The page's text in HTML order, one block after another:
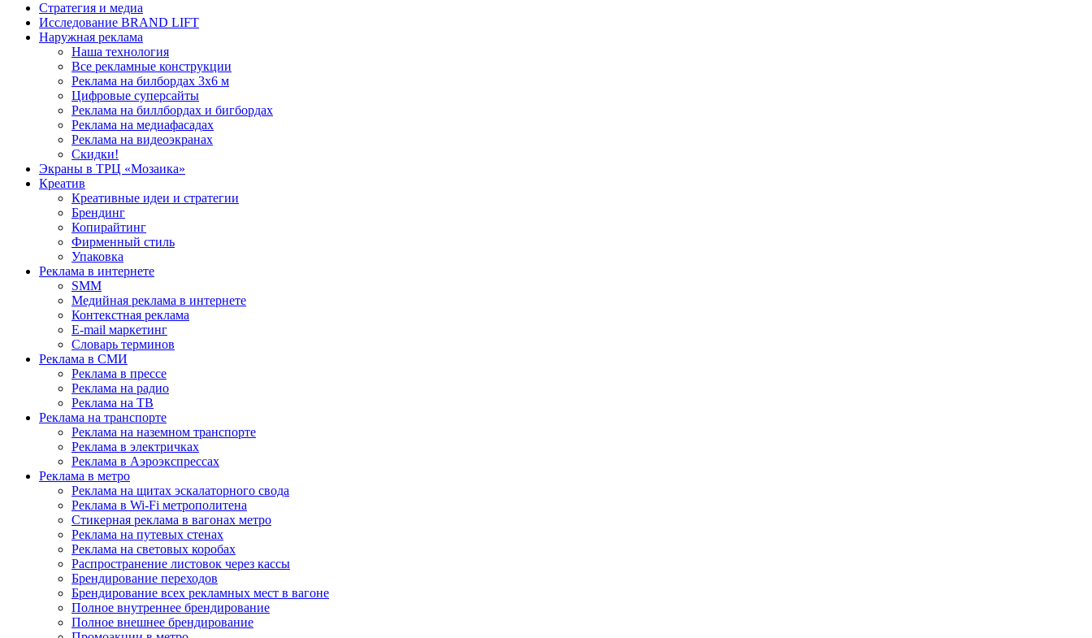
Стратегия и медиа
Исследование BRAND LIFT
Наружная реклама
Наша технология
Все рекламные конструкции
Реклама на билбордах 3х6 м
Цифровые суперсайты
Реклама на биллбордах и бигбордах
Реклама на медиафасадах
Реклама на видеоэкранах
Скидки!
Экраны в ТРЦ «Мозаика»
Креатив
Креативные идеи и стратегии
Брендинг
Копирайтинг
Фирменный стиль
Упаковка
Реклама в интернете
SMM
Медийная реклама в интернете
Контекстная реклама
E-mail маркетинг
Словарь терминов
Реклама в СМИ
Реклама в прессе
Реклама на радио
Реклама на ТВ
Реклама на транспорте
Реклама на наземном транспорте
Реклама в электричках
Реклама в Аэроэкспрессах
Реклама в метро
Реклама на щитах эскалаторного свода
Реклама в Wi-Fi метрополитена
Стикерная реклама в вагонах метро
Реклама на путевых стенах
Реклама на световых коробах
Распространение листовок через кассы
Брендирование переходов
Брендирование всех рекламных мест в вагоне
Полное внутреннее брендирование
Полное внешнее брендирование